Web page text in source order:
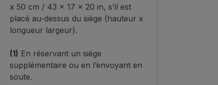
x 50 cm / 43 x 17 x 20 in, s'il est
placé au-dessus du siège (hauteur x
longueur largeur).
(1) En réservant un siège
supplémentaire ou en l’envoyant en
soute.